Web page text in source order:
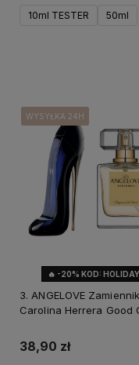
10ml TESTER 50ml
🔥 -20% KOD: HOLIDAY
WYSYŁKA 24H
WYSYŁKA 24H
WYSYŁKA 24H
WYSYŁKA 24H
3. ANGELOVE Zamiennik
Carolina Herrera Good
38,90 zł